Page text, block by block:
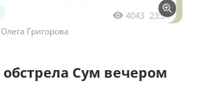
Григорова
Сум вечером